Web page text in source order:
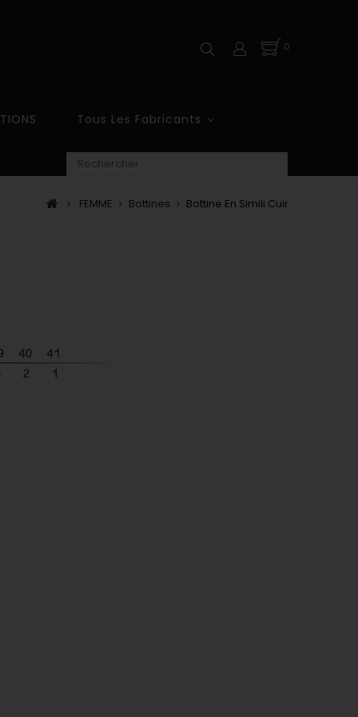
0
Tous Les Fabricants
FEMME Bottines Bottine En Simili Cuir